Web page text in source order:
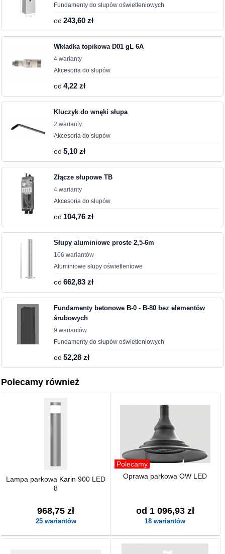
Fundamenty do słupów oświetleniowych
od243,60 zł
Wkładka topikowa D01 gL 6A
4 warianty
Akcesoria do słupów
od4,22 zł
Kluczyk do wnęki słupa
2 warianty
Akcesoria do słupów
od5,10 zł
Złącze słupowe TB
4 warianty
Akcesoria do słupów
od 104,76 zł
Słupy aluminiowe proste 2,5-6m
106 wariantów
Aluminiowe słupy oświetleniowe
od662,83 zł
Fundamenty betonowe B-0 - B-80 bez elementów
śrubowych
9 wariantów
Fundamenty do słupów oświetleniowych
od52,28 zł
Polecamy również
Lampa parkowa Karin 900 LED
8
968,75 zł
25 wariantów
Polecamy
Oprawa parkowa OW LED
od 1 096,93 zł
18 wariantów